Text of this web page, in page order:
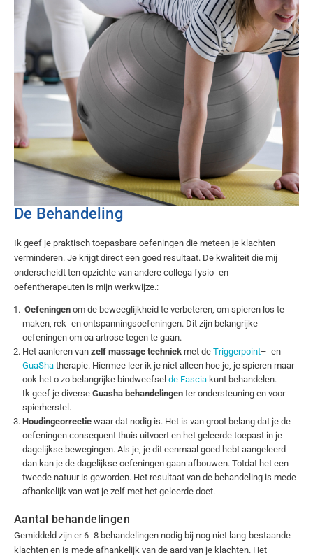
De Behandeling
Ik geef je praktisch toepasbare oefeningen die meteen je klachten
verminderen. Je krijgt direct een goed resultaat. De kwaliteit die mij
onderscheidt ten opzichte van andere collega fysio- en
oefentherapeuten is mijn werkwijze.:
Oefeningen om de beweeglijkheid te verbeteren, om spieren los te
maken, rek- en ontspanningsoefeningen. Dit zijn belangrijke
oefeningen om oa artrose tegen te gaan.
Het aanleren van zelf massage techniek met de Triggerpoint– en
GuaSha therapie. Hiermee leer ik je niet alleen hoe je, je spieren maar
ook het o zo belangrijke bindweefsel de Fascia kunt behandelen.
Ik geef je diverse Guasha behandelingen ter ondersteuning en voor
spierherstel.
Houdingcorrectie waar dat nodig is. Het is van groot belang dat je de
oefeningen consequent thuis uitvoert en het geleerde toepast in je
dagelijkse bewegingen. Als je, je dit eenmaal goed hebt aangeleerd
dan kan je de dagelijkse oefeningen gaan afbouwen. Totdat het een
tweede natuur is geworden. Het resultaat van de behandeling is mede
afhankelijk van wat je zelf met het geleerde doet.
Aantal behandelingen
Gemiddeld zijn er 6 -8 behandelingen nodig bij nog niet lang-bestaande
klachten en is mede afhankelijk van de aard van je klachten. Het